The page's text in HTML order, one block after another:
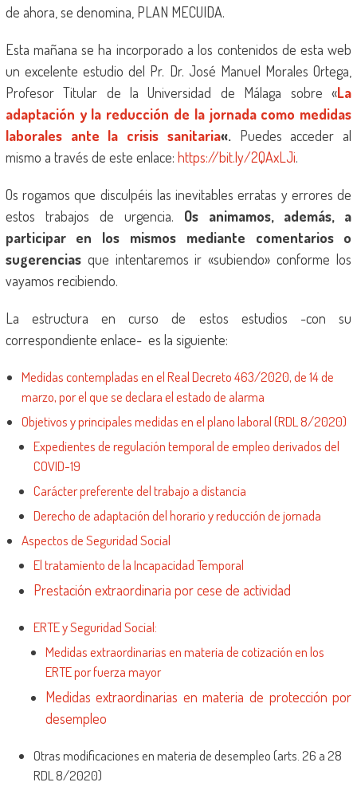
de ahora, se denomina, PLAN MECUIDA.
Esta mañana se ha incorporado a los contenidos de esta web
un excelente estudio del Pr. Dr. José Manuel Morales Ortega,
Profesor Titular de la Universidad de Málaga sobre «La
adaptación y la reducción de la jornada como medidas
laborales ante la crisis sanitaria«. Puedes acceder al
mismo a través de este enlace: https://bit.ly/2QAxLJi.
Os rogamos que disculpéis las inevitables erratas y errores de
estos trabajos de urgencia. Os animamos, además, a
participar en los mismos mediante comentarios o
sugerenciasque intentaremos ir «subiendo» conforme los
vayamos recibiendo.
La estructura en curso de estos estudios -con su
correspondiente enlace- es la siguiente:
Medidas contempladas en el Real Decreto 463/2020, de 14 de
marzo, por el que se declara el estado de alarma
Objetivos y principales medidas en el plano laboral (RDL 8/2020)
Expedientes de regulación temporal de empleo derivados del
COVID-19
Carácter preferente del trabajo a distancia
Derecho de adaptación del horario y reducción de jornada
Aspectos de Seguridad Social
El tratamiento de la Incapacidad Temporal
Prestación extraordinaria por cese de actividad
ERTE y Seguridad Social:
Medidas extraordinarias en materia de cotización en los
ERTE por fuerza mayor
Medidas extraordinarias en materia de protección por
desempleo
Otras modificaciones en materia de desempleo (arts. 26 a 28
RDL 8/2020)